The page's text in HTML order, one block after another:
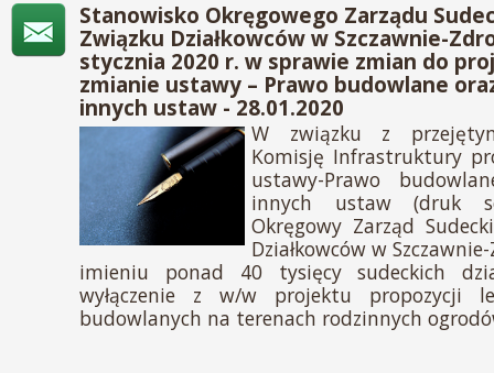
Stanowisko Okręgowego Zarządu
Związku Działkowców w Szczawnie-
stycznia 2020 r. w sprawie zmian do
zmianie ustawy – Prawo budowlane
innych ustaw - 28.01.2020
W związku z
Komisję Infrastruktury
ustawy-Prawo
innych ustaw (druk
Okręgowy Zarząd
Działkowców w
imieniu ponad 40 tysięcy sudeckich
wyłączenie z w/w projektu propozycji
budowlanych na terenach rodzinnych